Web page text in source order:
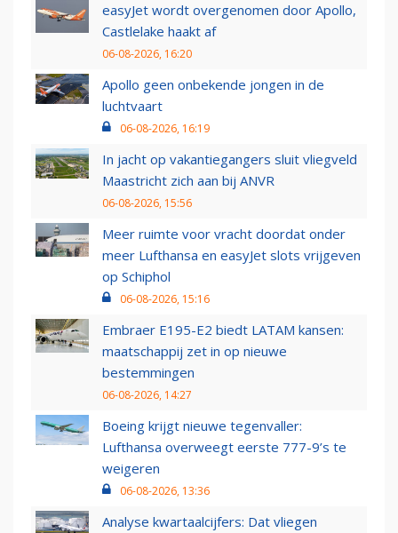
easyJet wordt overgenomen door Apollo,
Castlelake haakt af
06-08-2026, 16:20
Apollo geen onbekende jongen in de
luchtvaart
06-08-2026, 16:19
In jacht op vakantiegangers sluit vliegveld
Maastricht zich aan bij ANVR
06-08-2026, 15:56
Meer ruimte voor vracht doordat onder
meer Lufthansa en easyJet slots vrijgeven
op Schiphol
06-08-2026, 15:16
Embraer E195-E2 biedt LATAM kansen:
maatschappij zet in op nieuwe
bestemmingen
06-08-2026, 14:27
Boeing krijgt nieuwe tegenvaller:
Lufthansa overweegt eerste 777-9’s te
weigeren
06-08-2026, 13:36
Analyse kwartaalcijfers: Dat vliegen